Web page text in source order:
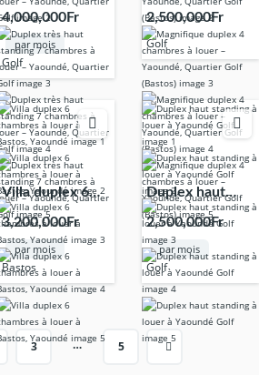
standing 7
chambres à
louer – Yaoundé,
Quartier Golf
4,000,000Fr
par mois
Golf
duplex 4
chambres à
louer – Yaoundé,
Quartier Golf
(Bastos)
2,500,000Fr
Golf
Villa duplex 6
chambres à
louer à Bastos,
Yaoundé
3,200,000Fr
par mois
Bastos
Duplex haut
standing à louer
à Yaoundé Golf
2,500,000Fr
par mois
Golf
3 … 5